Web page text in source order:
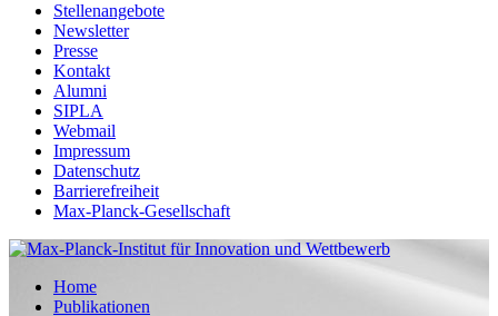
Stellenangebote
Newsletter
Presse
Kontakt
Alumni
SIPLA
Webmail
Impressum
Datenschutz
Barrierefreiheit
Max-Planck-Gesellschaft
Home
Publikationen